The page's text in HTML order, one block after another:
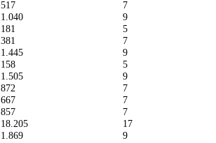
517
7
1.040
9
181
5
381
7
1.445
9
158
5
1.505
9
872
7
667
7
857
7
18.205
17
1.869
9